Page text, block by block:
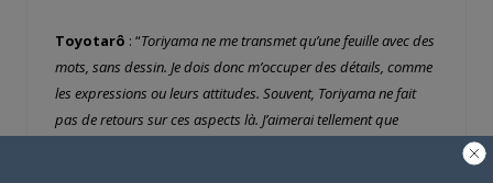
Toyotarô : “Toriyama ne me transmet qu’une feuille avec des
mots, sans dessin. Je dois donc m’occuper des détails, comme
les expressions ou leurs attitudes. Souvent, Toriyama ne fait
pas de retours sur ces aspects là. J’aimerai tellement que